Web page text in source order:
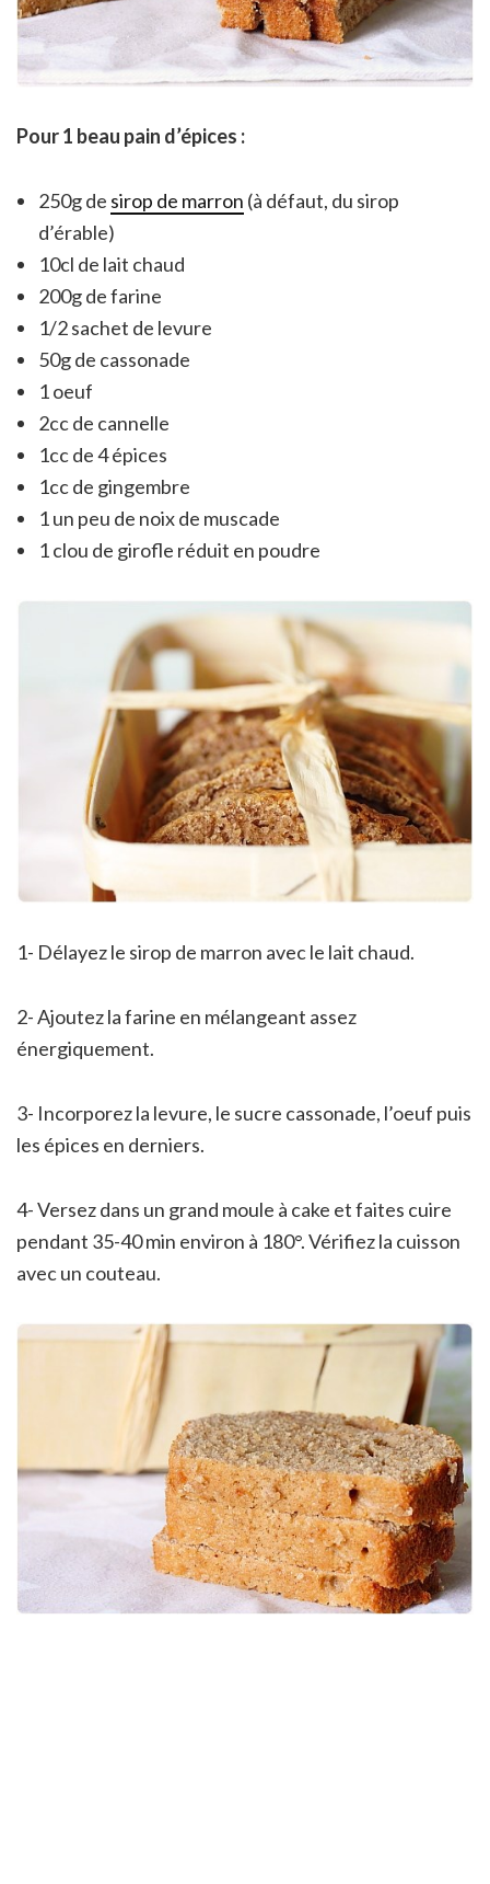
Pour 1 beau pain d’épices :
250g de sirop de marron (à défaut, du sirop
d’érable)
10cl de lait chaud
200g de farine
1/2 sachet de levure
50g de cassonade
1 oeuf
2cc de cannelle
1cc de 4 épices
1cc de gingembre
1 un peu de noix de muscade
1 clou de girofle réduit en poudre
1- Délayez le sirop de marron avec le lait chaud.
2- Ajoutez la farine en mélangeant assez
énergiquement.
3- Incorporez la levure, le sucre cassonade, l’oeuf puis
les épices en derniers.
4- Versez dans un grand moule à cake et faites cuire
pendant 35-40 min environ à 180°. Vérifiez la cuisson
avec un couteau.